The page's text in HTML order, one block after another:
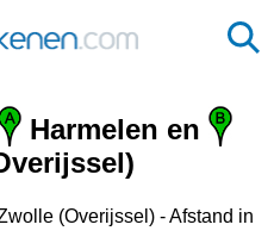
Harmelen en
(Overijssel) - Afstand in